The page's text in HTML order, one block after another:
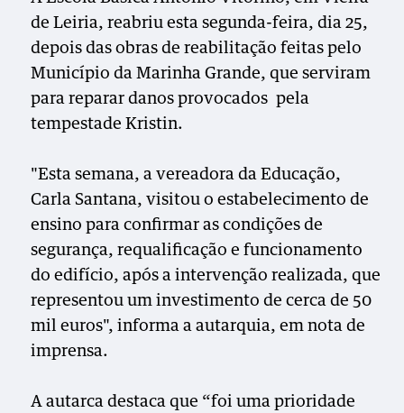
de Leiria, reabriu esta segunda-feira, dia 25,
depois das obras de reabilitação feitas pelo
Município da Marinha Grande, que serviram
para reparar danos provocados pela
tempestade Kristin.
"Esta semana, a vereadora da Educação,
Carla Santana, visitou o estabelecimento de
ensino para confirmar as condições de
segurança, requalificação e funcionamento
do edifício, após a intervenção realizada, que
representou um investimento de cerca de 50
mil euros", informa a autarquia, em nota de
imprensa.
A autarca destaca que “foi uma prioridade